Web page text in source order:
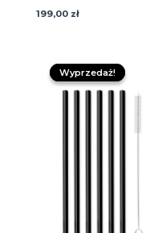
199,00 zł
Wyprzedaż!
Wyprzedaż!
cena
wynosiła:
29,99 zł.
cena:
15,00 zł.